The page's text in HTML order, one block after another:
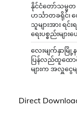
နိုင်ငံတော်သမ္မတ
ဟင်္သာတခရိုင်၊
သူများအား ရင်
ရေးပစ္စည်းများ
လေးမျက်နှာ
ပြန်လည်ထူထော
များက အလှူငွေမ
Direct